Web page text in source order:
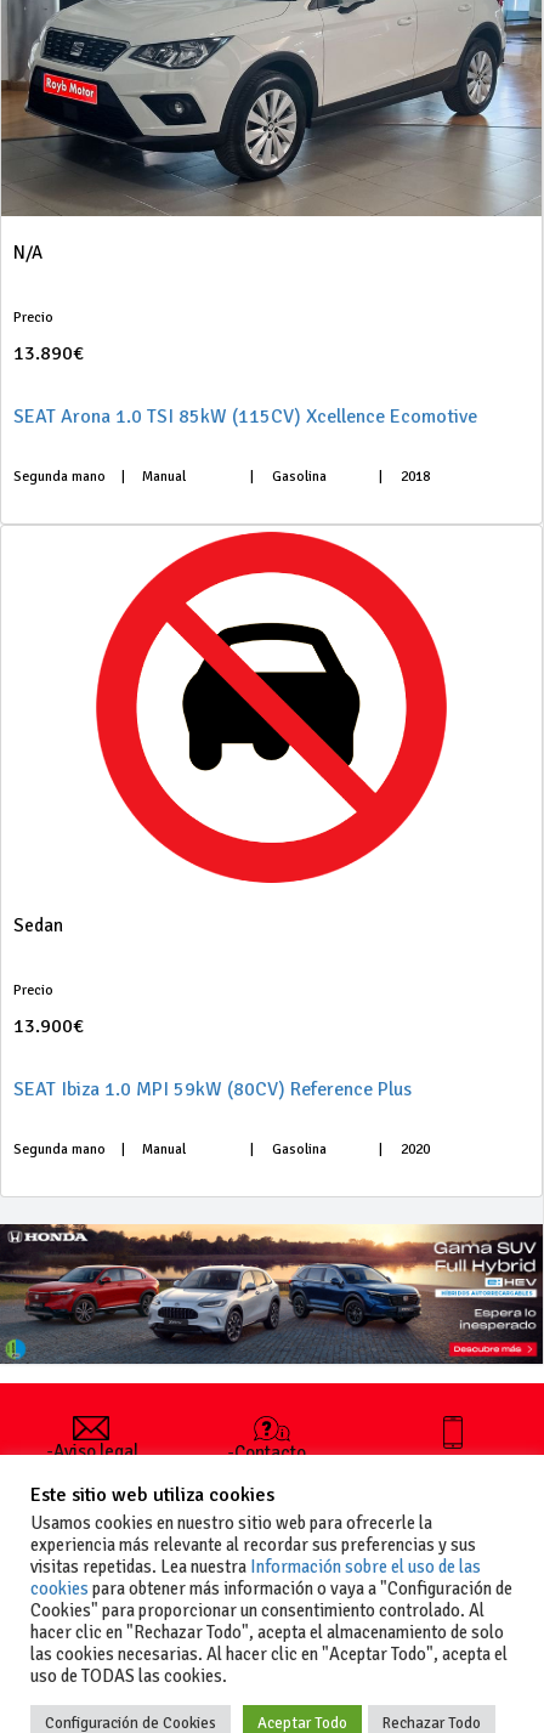
N/A
Precio
13.890€
SEAT Arona 1.0 TSI 85kW (115CV) Xcellence Ecomotive
Segunda mano Manual Gasolina 2018
Sedan
Precio
13.900€
SEAT Ibiza 1.0 MPI 59kW (80CV) Reference Plus
Segunda mano Manual Gasolina 2020
-Aviso legal
generales
de uso
-Política de
privacidad
-Política de
cookies
-Contacto
publicar un
anuncio
-Vende+
+34 627 35
Este sitio web utiliza cookies
Usamos cookies en nuestro sitio web para ofrecerle la
experiencia más relevante al recordar sus preferencias y sus
visitas repetidas. Lea nuestra Información sobre el uso de las
cookies para obtener más información o vaya a "Configuración de
Cookies" para proporcionar un consentimiento controlado. Al
hacer clic en "Rechazar Todo", acepta el almacenamiento de solo
las cookies necesarias. Al hacer clic en "Aceptar Todo", acepta el
uso de TODAS las cookies.
Configuración de Cookies Aceptar Todo Rechazar Todo